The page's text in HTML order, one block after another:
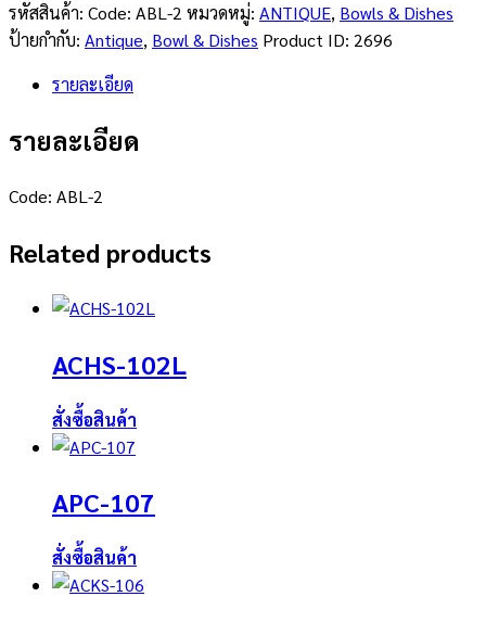
รหัสสินค้า: Code: ABL-2 หมวดหมู่: ANTIQUE, Bowls & Dishes
ป้ายกำกับ: Antique, Bowl & Dishes Product ID: 2696
รายละเอียด
รายละเอียด
Code: ABL-2
Related products
ACHS-102L
สั่งซื้อสินค้า
APC-107
สั่งซื้อสินค้า